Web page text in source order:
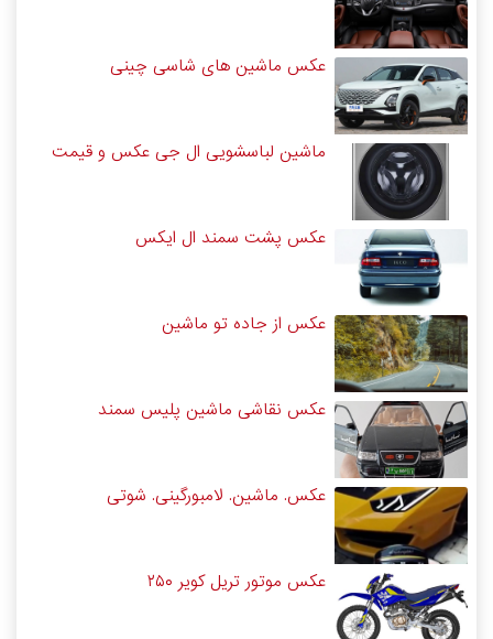
عکس ماشین های شاسی چینی
ماشین لباسشویی ال جی عکس و قیمت
عکس پشت سمند ال ایکس
عکس از جاده تو ماشین
عکس نقاشی ماشین پلیس سمند
عکس. ماشین. لامبورگینی. شوتی
عکس موتور تریل کویر ۲۵۰